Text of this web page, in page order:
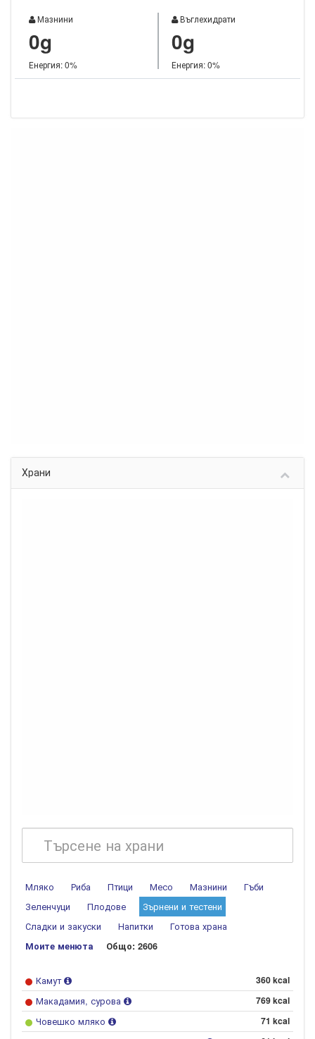
Мазнини
0g
Енергия: 0%
Въглехидрати
0g
Енергия: 0%
Храни
Мляко Риба Птици Месо Мазнини
Гъби
Зеленчуци
Плодове
Зърнени и тестени
Сладки и закуски
Напитки Готова храна
Моите менюта Общо: 2606
Камут 360 kcal
Макадамия, сурова 769 kcal
Човешко мляко 71 kcal